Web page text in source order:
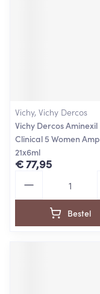
Vichy, Vichy Dercos
Vichy Dercos Aminexil
Clinical 5 Women Amp
21x6ml
€ 77,95
Bestel